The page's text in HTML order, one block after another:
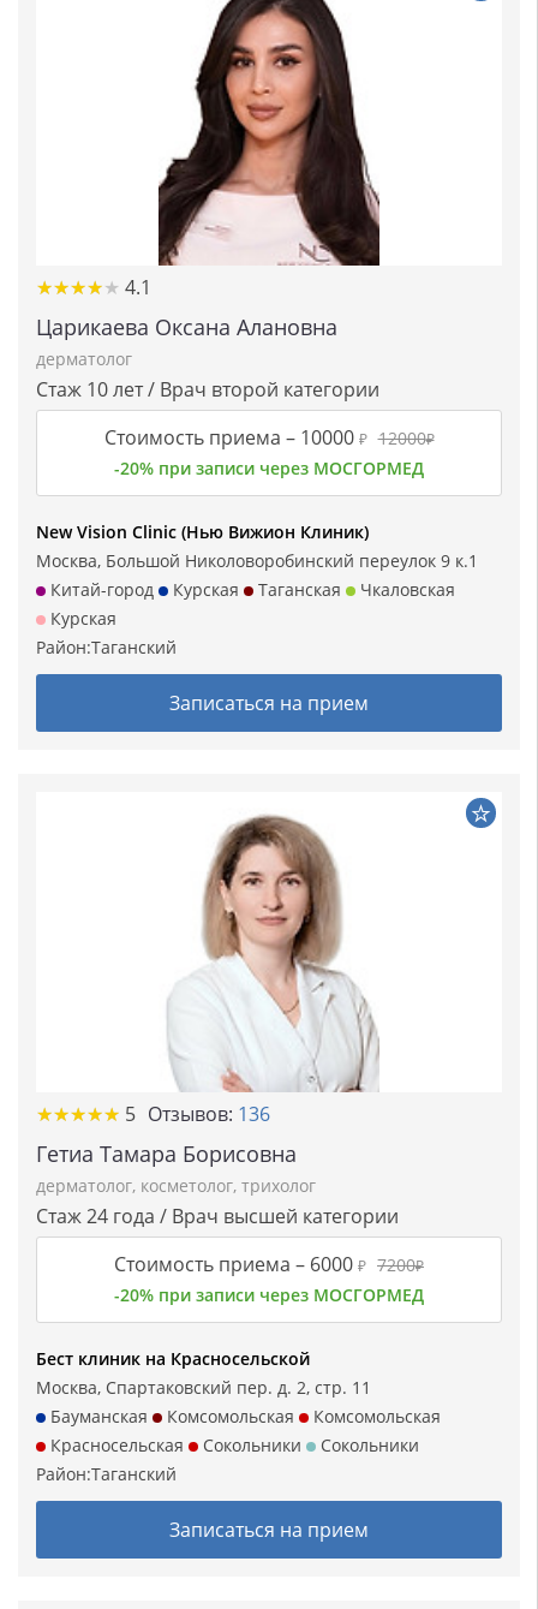
★★★★★
★★★★★ 4.1
Царикаева Оксана Алановна
дерматолог
Стаж 10 лет / Врач второй категории
Стоимость приема –10000 ₽ 12000₽
-20% при записи через МОСГОРМЕД
New Vision Clinic (Нью Вижион Клиник)
Москва, Большой Николоворобинский переулок 9 к.1
Китай-город
Курская Таганская
Чкаловская
Курская
Район:Таганский
Записаться на прием
★★★★★
★★★★★ 5 Отзывов: 136
Гетиа Тамара Борисовна
дерматолог, косметолог, трихолог
Стаж 24 года / Врач высшей категории
Стоимость приема – 6000 ₽ 7200₽
-20% при записи через МОСГОРМЕД
Бест клиник на Красносельской
Москва, Спартаковский пер. д. 2, стр. 11
Бауманская
Комсомольская
Комсомольская
Красносельская
Сокольники
Сокольники
Район:Таганский
Записаться на прием